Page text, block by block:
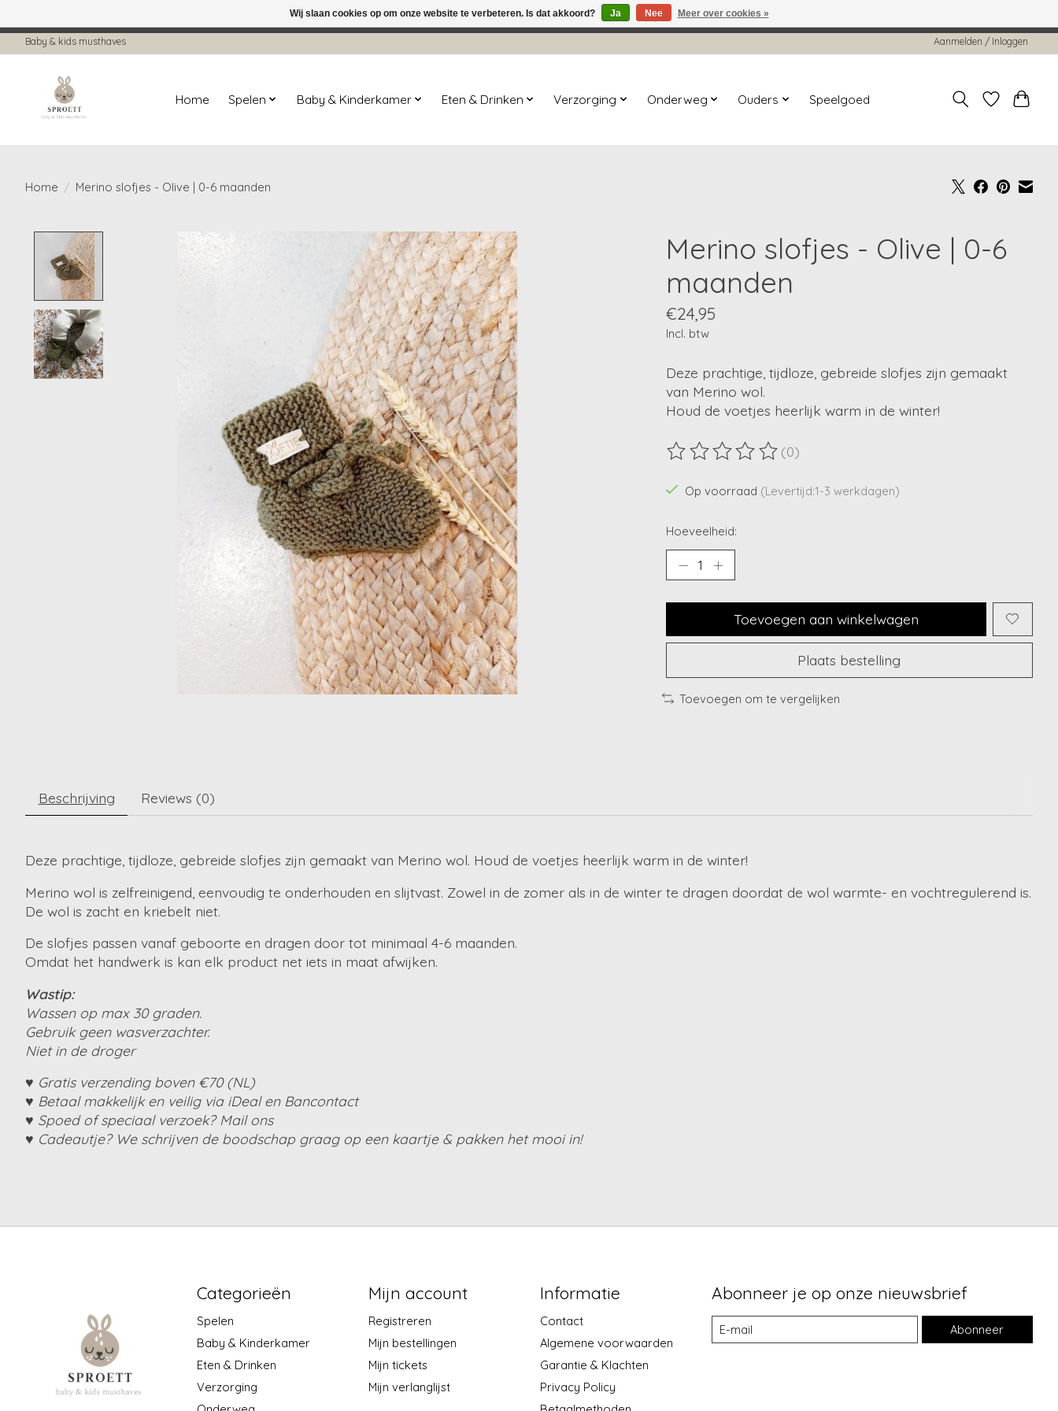
Baby & kids musthaves Aanmelden / Inloggen
Home Spelen Baby & Kinderkamer Eten & Drinken Verzorging Onderweg Ouders Speelgoed
Home / Merino slofjes - Olive | 0-6 maanden
Product image slideshow Items
Merino slofjes - Olive | 0-6
maanden
€24,95
Incl. btw
Deze prachtige, tijdloze, gebreide slofjes zijn gemaakt
van Merino wol.
Houd de voetjes heerlijk warm in de winter!
De beoordeling van dit product is
(0)
Op voorraad (Levertijd:1-3 werkdagen)
Hoeveelheid:
Toevoegen aan winkelwagen
Plaats bestelling
Toevoegen om te vergelijken
Beschrijving Reviews (0)
Deze prachtige, tijdloze, gebreide slofjes zijn gemaakt van Merino wol. Houd de voetjes heerlijk warm in de winter!
Merino wol is zelfreinigend, eenvoudig te onderhouden en slijtvast. Zowel in de zomer als in de winter te dragen doordat de wol warmte- en vochtregulerend is.
De wol is zacht en kriebelt niet.
De slofjes passen vanaf geboorte en dragen door tot minimaal 4-6 maanden.
Omdat het handwerk is kan elk product net iets in maat afwijken.
Wastip:
Wassen op max 30 graden.
Gebruik geen wasverzachter.
Niet in de droger
♥ Gratis verzending boven €70 (NL)
♥ Betaal makkelijk en veilig via iDeal en Bancontact
♥ Spoed of speciaal verzoek? Mail ons
♥ Cadeautje? We schrijven de boodschap graag op een kaartje & pakken het mooi in!
Categorieën
Spelen
Baby & Kinderkamer
Eten & Drinken
Verzorging
Mijn account
Registreren
Mijn bestellingen
Mijn tickets
Mijn verlanglijst
Informatie
Contact
Algemene voorwaarden
Garantie & Klachten
Privacy Policy
Abonneer je op onze nieuwsbrief
Abonneer
Wij slaan cookies op om onze website te verbeteren. Is dat akkoord? Ja Nee Meer over cookies »
← Keer terug naar de backofficeDeze winkel is in aanbouw. Eventueel geplaatste orders zullen niet worden gehonoreerd of verwerkt.